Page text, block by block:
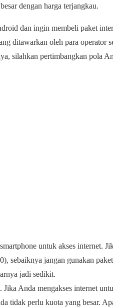
dengan harga terjangkau.
dan ingin membeli paket
ditawarkan oleh para operator
silahkan pertimbangkan pola
untuk akses internet.
sebaiknya jangan gunakan
jadi sedikit.
Jika Anda mengakses internet
tidak perlu kuota yang besar.